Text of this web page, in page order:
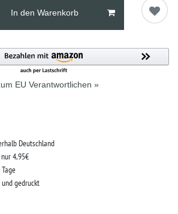
In den Warenkorb
EU Verantwortlichen »
Deutschland
4,95€
gedruckt